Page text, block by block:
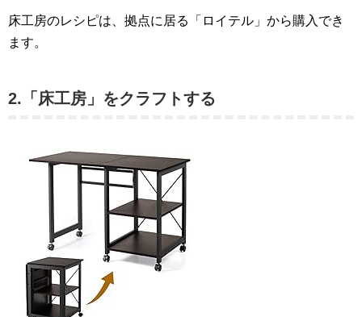
床工房のレシピは、拠点に居る「ロイテル」から購入でき
ます。
2.「床工房」をクラフトする